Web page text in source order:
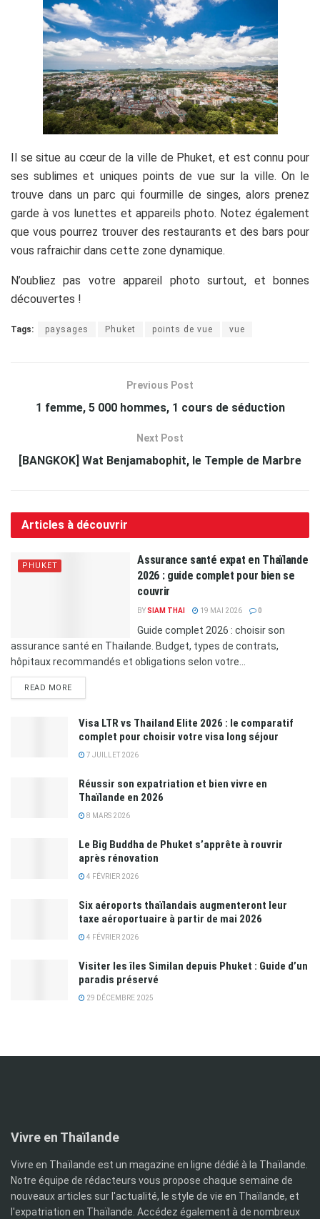
Il se situe au cœur de la ville de Phuket, et est connu pour
ses sublimes et uniques points de vue sur la ville. On le
trouve dans un parc qui fourmille de singes, alors prenez
garde à vos lunettes et appareils photo. Notez également
que vous pourrez trouver des restaurants et des bars pour
vous rafraichir dans cette zone dynamique.
N’oubliez pas votre appareil photo surtout, et bonnes
découvertes !
Tags: paysages Phuket points de vue vue
Previous Post
1 femme, 5 000 hommes, 1 cours de séduction
Next Post
[BANGKOK] Wat Benjamabophit, le Temple de Marbre
Articles à découvrir
PHUKET
Assurance santé expat en Thaïlande
2026 : guide complet pour bien se
couvrir
BYSIAM THAI 19 MAI 2026 0
Guide complet 2026 : choisir son
assurance santé en Thaïlande. Budget, types de contrats,
hôpitaux recommandés et obligations selon votre...
READ MORE
Visa LTR vs Thailand Elite 2026 : le comparatif
complet pour choisir votre visa long séjour
7 JUILLET 2026
Réussir son expatriation et bien vivre en
Thaïlande en 2026
8 MARS 2026
Le Big Buddha de Phuket s’apprête à rouvrir
après rénovation
4 FÉVRIER 2026
Six aéroports thaïlandais augmenteront leur
taxe aéroportuaire à partir de mai 2026
4 FÉVRIER 2026
Visiter les îles Similan depuis Phuket : Guide d’un
paradis préservé
29 DÉCEMBRE 2025
Vivre en Thaïlande
Vivre en Thaïlande est un magazine en ligne dédié à la Thaïlande.
Notre équipe de rédacteurs vous propose chaque semaine de
nouveaux articles sur l'actualité, le style de vie en Thaïlande, et
l'expatriation en Thaïlande. Accédez également à de nombreux